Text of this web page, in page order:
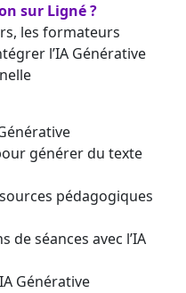
sur Ligné ?
les formateurs
l’IA Générative
générer du texte
pédagogiques
de séances avec l’IA
Générative